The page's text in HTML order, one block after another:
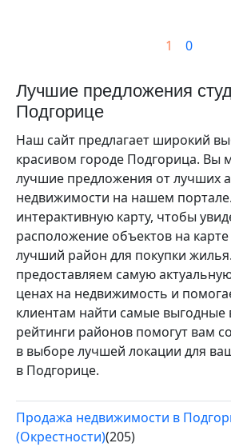
1 0
Лучшие предложения
Подгорице
Наш сайт предлагает широкий
красивом городе Подгорица. Вы
лучшие предложения от лучших
недвижимости на нашем
интерактивную карту, чтобы
расположение объектов на
лучший район для покупки
предоставляем самую
ценах на недвижимость и
клиентам найти самые
рейтинги районов помогут вам
в выборе лучшей локации для
в Подгорице.
Продажа недвижимости в
(Окрестности)(205)